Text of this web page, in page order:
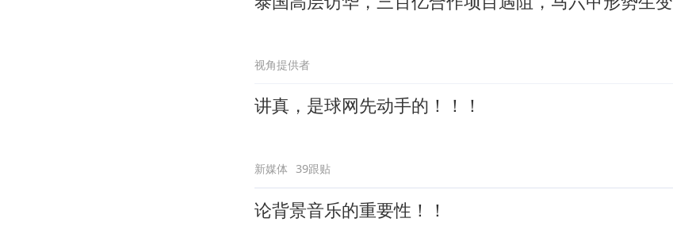
视角提供者
讲真，是球网先动手的！！！
新媒体 39跟贴
论背景音乐的重要性！！